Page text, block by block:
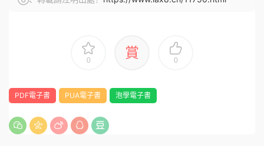
0 賞 0
PDF電子書 PUA電子書 泡學電子書